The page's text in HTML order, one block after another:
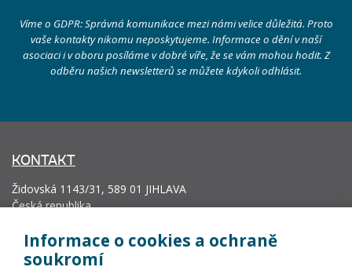
Víme o GDPR: Správná komunikace mezi námi velice důležitá. Proto
vaše kontakty nikomu neposkytujeme. Informace o dění v naší
asociaci i v oboru posíláme v dobré víře, že se vám mohou hodit. Z
odběru našich newsletterů se můžete kdykoli odhlásit.
KONTAKT
Židovská 1143/31, 589 01 JIHLAVA
Česká republika
+420 602 271 633
Informace o cookies a ochraně
soukromí